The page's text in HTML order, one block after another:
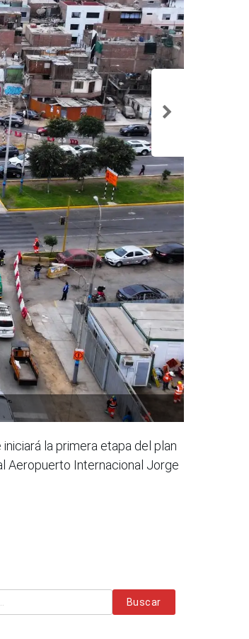
la primera etapa del plan
Aeropuerto Internacional Jorge
Buscar